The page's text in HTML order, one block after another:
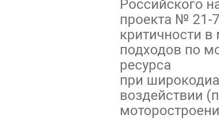
проекта № 21-
критичности
подходов по
ресурса
при
воздействии